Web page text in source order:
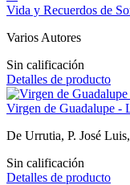
Vida y Recuerdos de
Varios Autores
Sin calificación
Detalles de producto
Virgen de Guadalupe -
De Urrutia, P. José
Sin calificación
Detalles de producto